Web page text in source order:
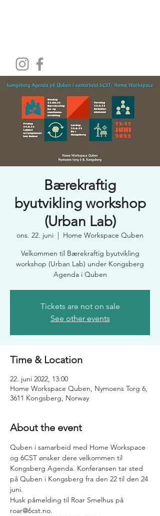
Bærekraftig
byutvikling workshop
(Urban Lab)
ons. 22. juni
  |
Home Workspace Quben
Velkommen til Bærekraftig byutvikling
workshop (Urban Lab) under Kongsberg
Agenda i Quben
Tickets are not on sale
See other events
Time & Location
22. juni 2022, 13:00
Home Workspace Quben, Nymoens Torg 6,
3611 Kongsberg, Norway
About the event
Quben i samarbeid med Home Workspace
og 6CST ønsker dere velkommen til
Kongsberg Agenda. Konferansen tar sted
på Quben i Kongsberg fra den 22 til den 24
juni.
Husk påmelding til Roar Smelhus på
roar@6cst.no.